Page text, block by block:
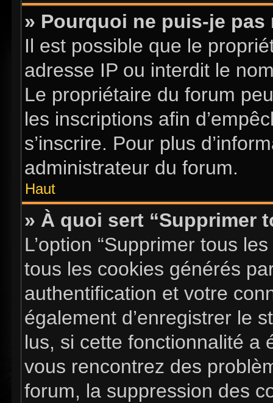
» Pourquoi ne puis-je pas
Il est possible que le
adresse IP ou interdit le
Le propriétaire du forum
les inscriptions afin
s’inscrire. Pour plus
administrateur du forum.
Haut
» À quoi sert “Supprimer
L’option “Supprimer tous
tous les cookies générés
authentification et votre
également d’enregistrer le
lus, si cette fonctionnalité a
vous rencontrez des
forum, la suppression des